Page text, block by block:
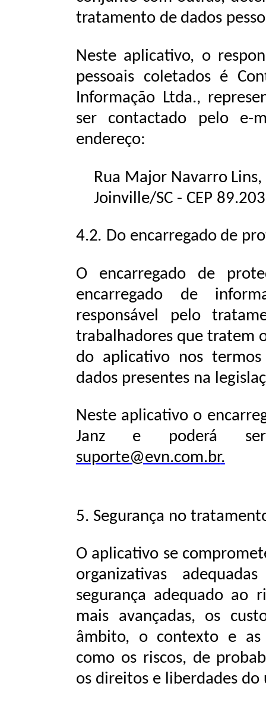
tratamento de dados
Neste aplicativo, o
pessoais coletados é
Informação Ltda.,
ser
contactado pelo
e-
endereço:
Rua Major Navarro Lins,
Joinville/SC - CEP
4.2. Do encarregado de
O encarregado de
encarregado de
responsável pelo
trabalhadores que tratem
do aplicativo nos termos
dados presentes na
Neste aplicativo o
Janz e poderá
suporte@evn.com.br.
5. Segurança no
O aplicativo se
organizativas
segurança adequado ao
mais avançadas, os
âmbito, o contexto e
como os riscos, de
os direitos e liberdades do